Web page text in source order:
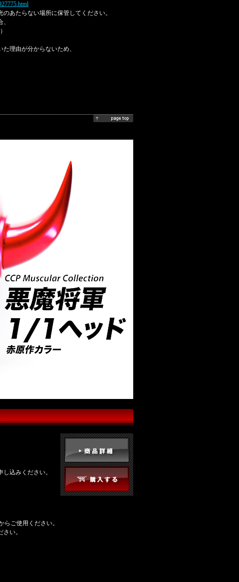
あたらない場所に保管してください。
）
理由が分からないため、
し込みください。
らご使用ください。
い。